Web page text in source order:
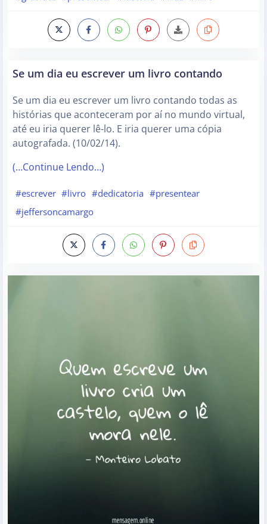
Se um dia eu escrever um livro contando
Se um dia eu escrever um livro contando todas as
histórias que aconteceram por aí no mundo virtual,
até eu iria querer lê-lo. E iria querer uma cópia
autografada. (10/02/14).
(…Continue Lendo…)
#escrever #livro #dedicatoria #presentear
#jeffersoncamargo